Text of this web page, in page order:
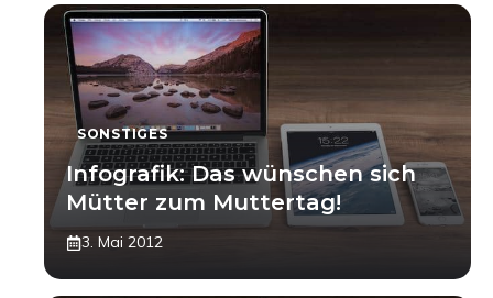
SONSTIGES
Infografik: Das wünschen sich
Mütter zum Muttertag!
3. Mai 2012